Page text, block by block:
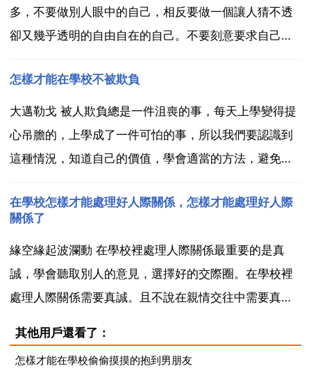
多，不要做別人眼中的自己，相反要做一個讓人猜不透
卻又幾乎透明的自由自在的自己。不要刻意要求自己，
自己內心強大。不要自卑，獨立面對一切。兵來將擋水
來土掩。在學校裡怎樣才能做個自信的人？相信自己就
可以了，但不過...
怎樣才能在學校不被欺負
大邁勒戈 被人欺負總是一件沮喪的事，每天上學變得提
心吊膽的，上學成了一件可怕的事，所以我們要認識到
這種情況，知道自己的價值，學會適當的方法，避免被
對付那些小流氓最強大的 讓別人知道你並不是一隻任人
的交流 ...
在學校怎樣才能處理好人際關係，怎樣才能處理好人際
關係了
緣空緣起波瀾動 在學校裡處理人際關係最重要的是真
誠，學會聽取別人的意見，選擇好的交際圈。在學校裡
處理人際關係需要真誠。且不說在親情交往中需要真
需要真誠。比如在我們的周圍有這樣一群人 長期共處，
但還未達到親密無間的程度。在交往中，也要注意把握
其他用戶還看了：
怎樣才能在學校偷偷摸摸的抱到男朋友